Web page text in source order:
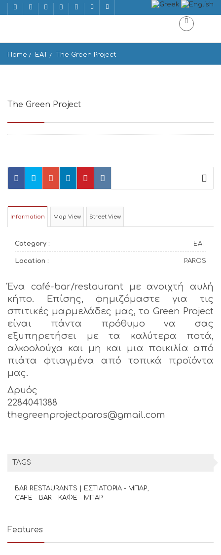
Home EAT The Green Project
The Green Project
Information Map View Street View
Category : EAT
Location : PAROS
Ένα café-bar/restaurant με ανοιχτή αυλή
κήπο. Επίσης, φημιζόμαστε για τις
σπιτικές μαρμελάδες μας, το Green Project
είναι πάντα πρόθυμο να σας
εξυπηρετήσει με τα καλύτερα ποτά,
αλκοολούχα και μη και μια ποικιλία από
πιάτα φτιαγμένα από τοπικά προϊόντα
μας.
Δρυός
2284041388
thegreenprojectparos@gmail.com
TAGS
BAR RESTAURANTS | ΕΣΤΙΑΤΟΡΙΑ - ΜΠΑΡ
CAFE – BAR | ΚΑΦΕ - ΜΠΑΡ
Features